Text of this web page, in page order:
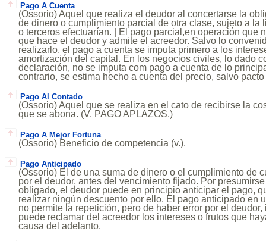
Pago A Cuenta
(Ossorio) Aquel que realiza el deudor al concertarse la
de dinero o cumplimiento parcial de otra clase, sujeto a la
o terceros efectuarían. | El pago parcial,en operación que
que hace el deudor y admite el acreedor. Salvo lo
realizarlo, el pago a cuenta se imputa primero a los
amortización del capital. En los negocios civiles, lo dado
declaración, no se imputa com pago a cuenta de lo
contrario, se estima hecho a cuenta del precio, salvo
Pago Al Contado
(Ossorio) Aquel que se realiza en el cato de recibirse la
que se abona. (V. PAGO APLAZOS.)
Pago A Mejor Fortuna
(Ossorio) Beneficio de competencia (v.).
Pago Anticipado
(Ossorio) El de una suma de dinero o el cumplimiento de
por el deudor, antes del vencimiento fijado. Por
obligado, el deudor puede en principio anticipar el pago,
realizar ningún descuento por ello. El pago anticipado en
no permite la repetición, pero de haber error por el
puede reclamar del acreedor los intereses o frutos que
causa del adelanto.